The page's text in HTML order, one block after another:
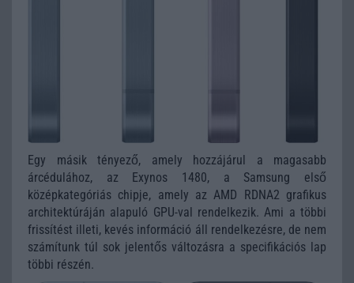
Egy másik tényező, amely hozzájárul a magasabb
árcédulához, az Exynos 1480, a Samsung első
középkategóriás chipje, amely az AMD RDNA2 grafikus
architektúráján alapuló GPU-val rendelkezik. Ami a többi
frissítést illeti, kevés információ áll rendelkezésre, de nem
számítunk túl sok jelentős változásra a specifikációs lap
többi részén.